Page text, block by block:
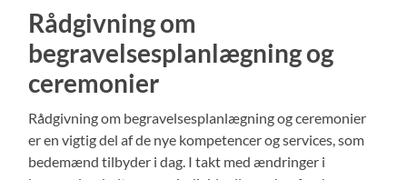
Rådgivning om
begravelsesplanlægning og
ceremonier
Rådgivning om begravelsesplanlægning og ceremonier
er en vigtig del af de nye kompetencer og services, som
bedemænd tilbyder i dag. I takt med ændringer i